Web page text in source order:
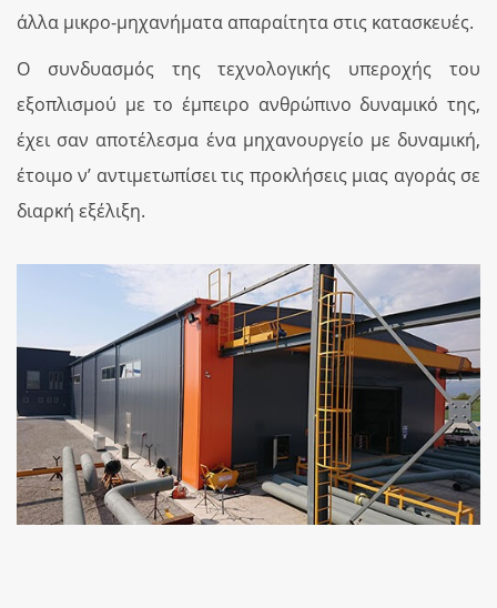
άλλα μικρο-μηχανήματα απαραίτητα στις κατασκευές.
Ο συνδυασμός της τεχνολογικής υπεροχής του
εξοπλισμού με το έμπειρο ανθρώπινο δυναμικό της,
έχει σαν αποτέλεσμα ένα μηχανουργείο με δυναμική,
έτοιμο ν’ αντιμετωπίσει τις προκλήσεις μιας αγοράς σε
διαρκή εξέλιξη.